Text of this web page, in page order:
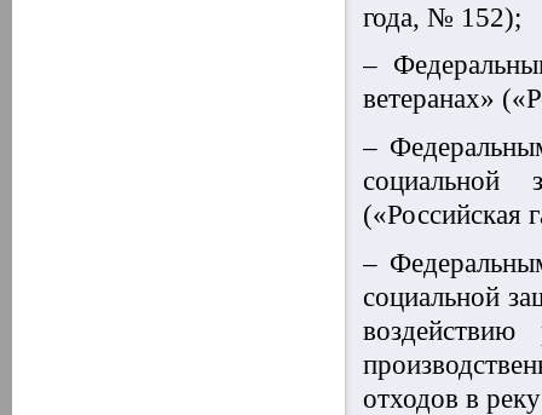
года, № 152);
–
ветеранах»
–
социальной
(«Российская
–
социальной
отходов в